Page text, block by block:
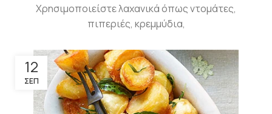
Χρησιμοποιείστε λαχανικά όπως ντομάτες,
πιπεριές, κρεμμύδια,
12
ΣΕΠ